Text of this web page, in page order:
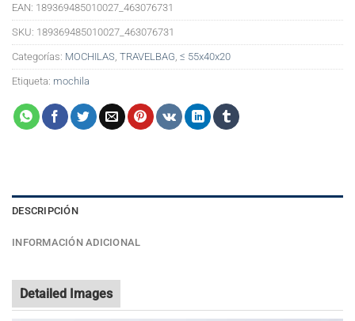
EAN: 189369485010027_463076731
SKU: 189369485010027_463076731
Categorías: MOCHILAS, TRAVELBAG, ≤ 55x40x20
Etiqueta: mochila
DESCRIPCIÓN
INFORMACIÓN ADICIONAL
Detailed Images